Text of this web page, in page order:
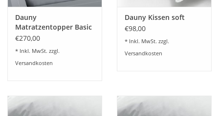
Dauny
Matratzentopper Basic
€270,00
* Inkl. MwSt. zzgl.
Versandkosten
Dauny Kissen soft
€98,00
* Inkl. MwSt. zzgl.
Versandkosten